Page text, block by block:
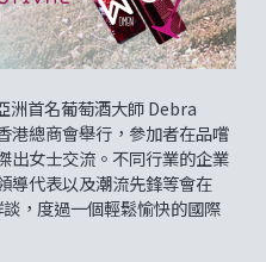
洲首名葡萄酒大師 Debra
總商會舉行，參加者在品嚐
出女士交流。不同行業的企業
導代表以及潮流先鋒等會在
，度過一個輕鬆愉快的國際